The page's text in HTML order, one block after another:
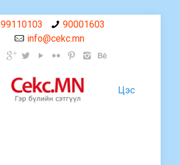
99110103
90001603
info@cekc.mn
Цэс